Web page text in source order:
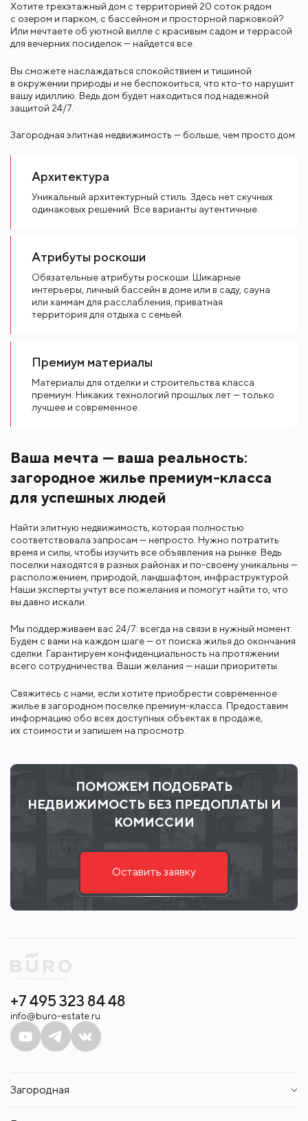
Хотите трехэтажный дом с территорией 20 соток рядом
с озером и парком, с бассейном и просторной парковкой?
Или мечтаете об уютной вилле с красивым садом и террасой
для вечерних посиделок — найдется все.
Вы сможете наслаждаться спокойствием и тишиной
в окружении природы и не беспокоиться, что кто-то нарушит
вашу идиллию. Ведь дом будет находиться под надежной
защитой 24/7.
Загородная элитная недвижимость — больше, чем просто дом:
Архитектура
Уникальный архитектурный стиль. Здесь нет скучных
одинаковых решений. Все варианты аутентичные.
Атрибуты роскоши
Обязательные атрибуты роскоши. Шикарные
интерьеры, личный бассейн в доме или в саду, сауна
или хаммам для расслабления, приватная
территория для отдыха с семьей.
Премиум материалы
Материалы для отделки и строительства класса
премиум. Никаких технологий прошлых лет — только
лучшее и современное.
Ваша мечта — ваша реальность:
загородное жилье премиум-класса
для успешных людей
Найти элитную недвижимость, которая полностью
соответствовала запросам — непросто. Нужно потратить
время и силы, чтобы изучить все объявления на рынке. Ведь
поселки находятся в разных районах и по-своему уникальны —
расположением, природой, ландшафтом, инфраструктурой.
Наши эксперты учтут все пожелания и помогут найти то, что
вы давно искали.
Мы поддерживаем вас 24/7: всегда на связи в нужный момент.
Будем с вами на каждом шаге — от поиска жилья до окончания
сделки. Гарантируем конфиденциальность на протяжении
всего сотрудничества. Ваши желания — наши приоритеты.
Свяжитесь с нами, если хотите приобрести современное
жилье в загородном поселке премиум-класса. Предоставим
информацию обо всех доступных объектах в продаже,
их стоимости и запишем на просмотр.
ПОМОЖЕМ ПОДОБРАТЬ
НЕДВИЖИМОСТЬ БЕЗ ПРЕДОПЛАТЫ И
КОМИССИИ
Оставить заявку
+7 495 323 84 48
info@buro-estate.ru
Загородная